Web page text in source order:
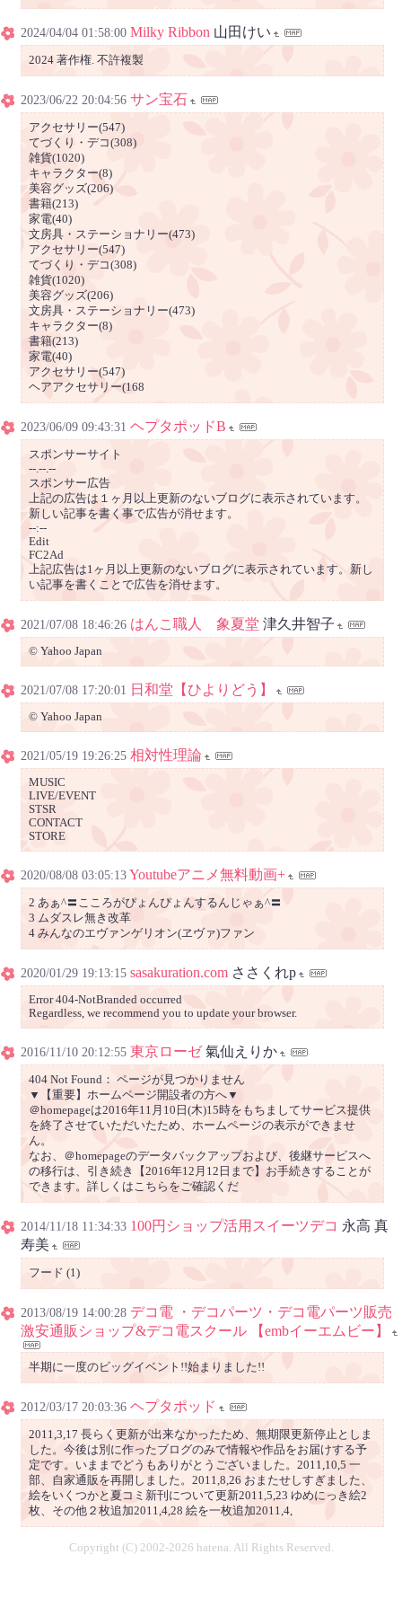
2024/04/04 01:58:00 Milky Ribbon 山田けい
2024 著作権. 不許複製
2023/06/22 20:04:56 サン宝石
アクセサリー(547)
てづくり・デコ(308)
雑貨(1020)
キャラクター(8)
美容グッズ(206)
書籍(213)
家電(40)
文房具・ステーショナリー(473)
アクセサリー(547)
てづくり・デコ(308)
雑貨(1020)
美容グッズ(206)
文房具・ステーショナリー(473)
キャラクター(8)
書籍(213)
家電(40)
アクセサリー(547)
ヘアアクセサリー(168
2023/06/09 09:43:31 ヘプタポッドB
スポンサーサイト
--.--.--
スポンサー広告
上記の広告は１ヶ月以上更新のないブログに表示されています。
新しい記事を書く事で広告が消せます。
--:--
Edit
FC2Ad
上記広告は1ヶ月以上更新のないブログに表示されています。新し
い記事を書くことで広告を消せます。
2021/07/08 18:46:26 はんこ職人 象夏堂 津久井智子
© Yahoo Japan
2021/07/08 17:20:01 日和堂【ひよりどう】
© Yahoo Japan
2021/05/19 19:26:25 相対性理論
MUSIC
LIVE/EVENT
STSR
CONTACT
STORE
2020/08/08 03:05:13Youtubeアニメ無料動画+
2 あぁ^〓こころがぴょんぴょんするんじゃぁ^〓
3 ムダスレ無き改革
4 みんなのエヴァンゲリオン(ヱヴァ)ファン
2020/01/29 19:13:15 sasakuration.com ささくれp
Error 404-NotBranded occurred
Regardless, we recommend you to update your browser.
2016/11/10 20:12:55 東京ローゼ 氣仙えりか
404 Not Found： ページが見つかりません
▼【重要】ホームページ開設者の方へ▼
＠homepageは2016年11月10日(木)15時をもちましてサービス提供
を終了させていただいたため、ホームページの表示ができませ
ん。
なお、＠homepageのデータバックアップおよび、後継サービスへ
の移行は、引き続き【2016年12月12日まで】お手続きすることが
できます。詳しくはこちらをご確認くだ
2014/11/18 11:34:33 100円ショップ活用スイーツデコ 永高 真
寿美
フード (1)
2013/08/19 14:00:28 デコ電 ・デコパーツ・デコ電パーツ販売
激安通販ショップ&デコ電スクール 【embイーエムビー】
半期に一度のビッグイベント!!始まりました!!
2012/03/17 20:03:36 ヘプタポッド
2011,3,17 長らく更新が出来なかったため、無期限更新停止としま
した。今後は別に作ったブログのみで情報や作品をお届けする予
定です。いままでどうもありがとうございました。2011,10,5 一
部、自家通販を再開しました。2011,8,26 おまたせしすぎました、
絵をいくつかと夏コミ新刊について更新2011,5,23 ゆめにっき絵2
枚、その他２枚追加2011,4,28 絵を一枚追加2011,4,
Copyright (C) 2002-2026 hatena. All Rights Reserved.